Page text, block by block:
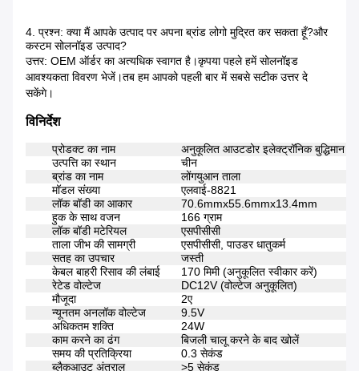
4. प्रश्न: क्या मैं आपके उत्पाद पर अपना ब्रांड लोगो मुद्रित कर सकता हूँ?और
कस्टम सोलनॉइड उत्पाद?
उत्तर: OEM ऑर्डर का अत्यधिक स्वागत है।कृपया पहले हमें सोलनॉइड
आवश्यकता विवरण भेजें।तब हम आपको पहली बार में सबसे सटीक उत्तर दे
सकेंगे।
विनिर्देश
प्रोडक्ट का नाम
अनुकूलित आउटडोर इलेक्ट्रॉनिक बुद्धिमान
उत्पत्ति का स्थान
चीन
ब्रांड का नाम
लोंगयुआन ताला
मॉडल संख्या
एलवाई-8821
लॉक बॉडी का आकार
70.6mmx55.6mmx13.4mm
हुक के साथ वजन
166 ग्राम
लॉक बॉडी मटेरियल
एसपीसीसी
ताला जीभ की सामग्री
एसपीसीसी, पाउडर धातुकर्म
सतह का उपचार
जस्ती
केबल बाहरी रिसाव की लंबाई
170 मिमी (अनुकूलित स्वीकार करें)
रेटेड वोल्टेज
DC12V (वोल्टेज अनुकूलित)
मौजूदा
2ए
न्यूनतम अनलॉक वोल्टेज
9.5V
अधिकतम शक्ति
24W
काम करने का ढंग
बिजली चालू करने के बाद खोलें
समय की प्रतिक्रिया
0.3 सेकंड
ब्लैकआउट अंतराल
>5 सेकंड